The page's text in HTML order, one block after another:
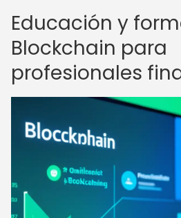
Educación y
Blockchain para
profesionales